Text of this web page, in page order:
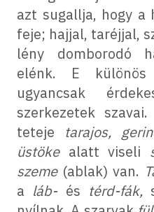
azt sugallja, hogy a
feje; hajjal, taréjjal,
lény domborodó
elénk. E különös
ugyancsak
szerkezetek
teteje tarajos,
üstöke alatt viseli
szeme (ablak) van.
a láb- és térd-fák,